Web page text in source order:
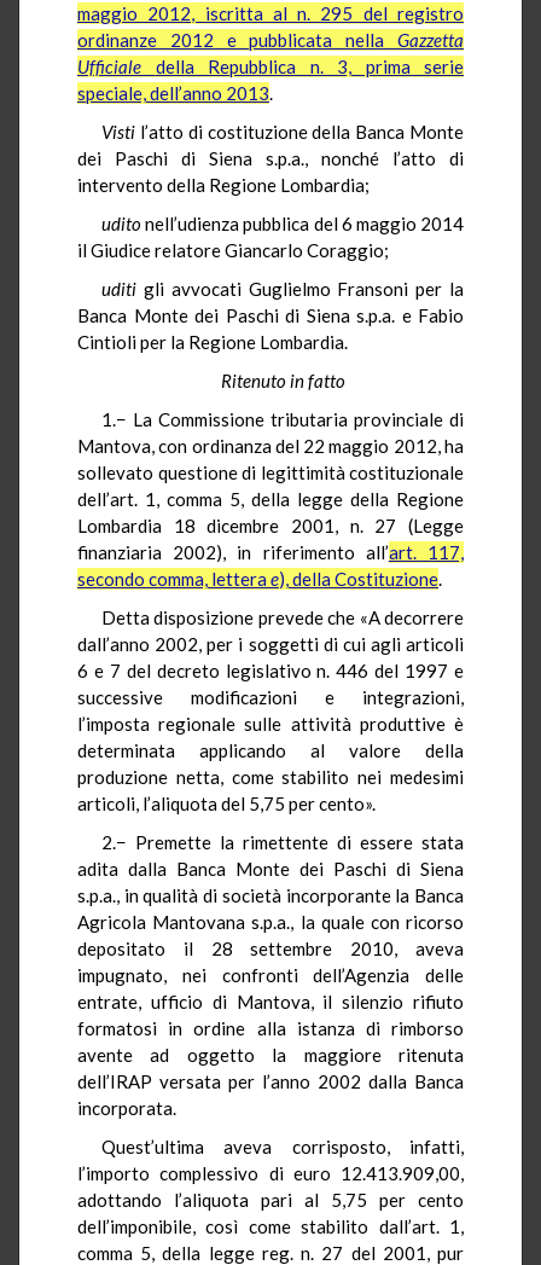
maggio 2012, iscritta al n. 295 del registro
ordinanze 2012 e pubblicata nella Gazzetta
Ufficiale della Repubblica n. 3, prima serie
speciale, dell’anno 2013.
Visti l’atto di costituzione della Banca Monte
dei Paschi di Siena s.p.a., nonché l’atto di
intervento della Regione Lombardia;
uditonell’udienza pubblica del 6 maggio 2014
il Giudice relatore Giancarlo Coraggio;
uditi gli avvocati Guglielmo Fransoni per la
Banca Monte dei Paschi di Siena s.p.a. e Fabio
Cintioli per la Regione Lombardia.
Ritenuto in fatto
1.− La Commissione tributaria provinciale di
Mantova, con ordinanza del 22 maggio 2012, ha
sollevato questione di legittimità costituzionale
dell’art. 1, comma 5, della legge della Regione
Lombardia 18 dicembre 2001, n. 27 (Legge
finanziaria 2002), in riferimento all’art. 117,
secondo comma, lettera e), della Costituzione.
Detta disposizione prevede che «A decorrere
dall’anno 2002, per i soggetti di cui agli articoli
6 e 7 del decreto legislativo n. 446 del 1997 e
successive modificazioni e integrazioni,
l’imposta regionale sulle attività produttive è
determinata applicando al valore della
produzione netta, come stabilito nei medesimi
articoli, l’aliquota del 5,75 per cento».
2.− Premette la rimettente di essere stata
adita dalla Banca Monte dei Paschi di Siena
s.p.a., in qualità di società incorporante la Banca
Agricola Mantovana s.p.a., la quale con ricorso
depositato il 28 settembre 2010, aveva
impugnato, nei confronti dell’Agenzia delle
entrate, ufficio di Mantova, il silenzio rifiuto
formatosi in ordine alla istanza di rimborso
avente ad oggetto la maggiore ritenuta
dell’IRAP versata per l’anno 2002 dalla Banca
incorporata.
Quest’ultima aveva corrisposto, infatti,
l’importo complessivo di euro 12.413.909,00,
adottando l’aliquota pari al 5,75 per cento
dell’imponibile, così come stabilito dall’art. 1,
comma 5, della legge reg. n. 27 del 2001, pur